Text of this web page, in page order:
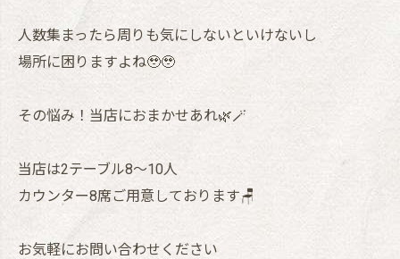
人数集まったら周りも気にしないといけないし
場所に困りますよね🥹🥹
その悩み！当店におまかせあれ🌿🪄
当店は2テーブル8〜10人
カウンター8席ご用意しております🪑
お気軽にお問い合わせください